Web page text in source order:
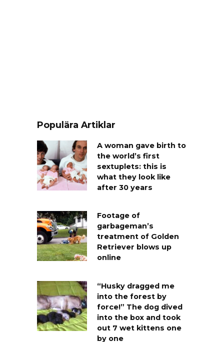
Populära Artiklar
A woman gave birth to
the world’s first
sextuplets: this is
what they look like
after 30 years
Footage of
garbageman’s
treatment of Golden
Retriever blows up
online
“Husky dragged me
into the forest by
force!” The dog dived
into the box and took
out 7 wet kittens one
by one